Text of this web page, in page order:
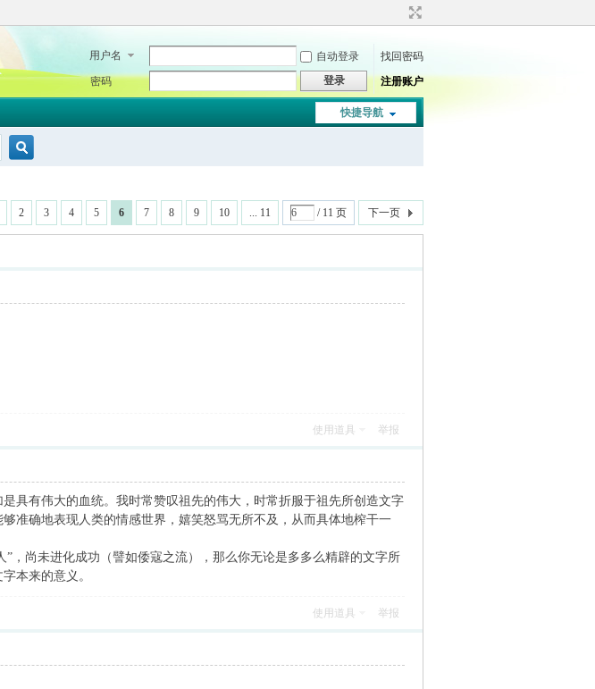
用户名 自动登录
找回密码
密码
登录 注册账户
快捷导航
2 3 4 5 6 7 8 9 10 ... 11 / 11 页 下一页
使用道具 举报
具有伟大的血统。我时常赞叹祖先的伟大，时常折服于祖先所创造文字
准确地表现人类的情感世界，嬉笑怒骂无所不及，从而具体地榨干一
”，尚未进化成功（譬如倭寇之流），那么你无论是多多么精辟的文字所
本来的意义。
使用道具 举报